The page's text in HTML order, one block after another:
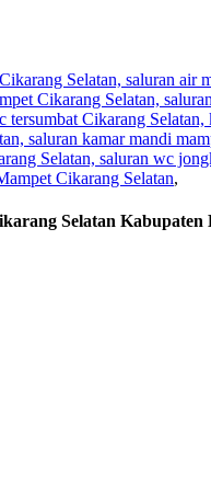
Selatan, saluran
Cikarang Selatan,
Cikarang
saluran kamar mandi
Selatan, saluran wc
Cikarang Selatan,
Selatan Kabupaten